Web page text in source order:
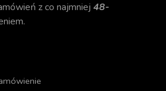
z co najmniej 48-